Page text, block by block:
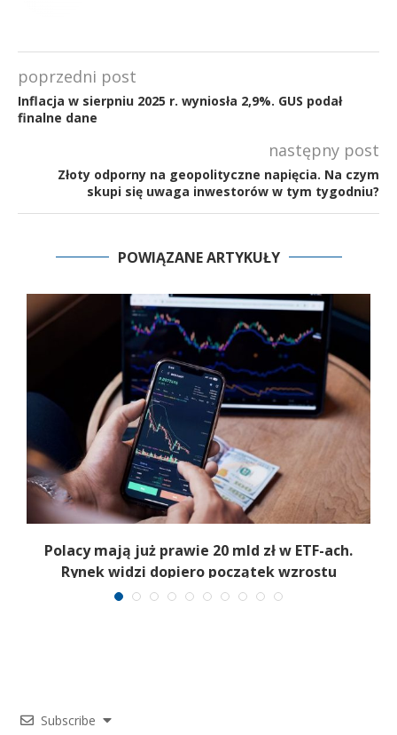
poprzedni post
Inflacja w sierpniu 2025 r. wyniosła 2,9%. GUS podał
finalne dane
następny post
Złoty odporny na geopolityczne napięcia. Na czym
skupi się uwaga inwestorów w tym tygodniu?
POWIĄZANE ARTYKUŁY
Polacy mają już prawie 20 mld zł w ETF-ach.
Rynek widzi dopiero początek wzrostu
Subscribe